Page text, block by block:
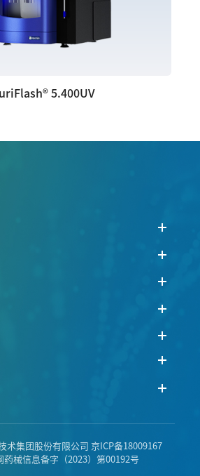
5.400UV
术集团股份有限公司 京ICP备18009167
药械信息备字（2023）第00192号